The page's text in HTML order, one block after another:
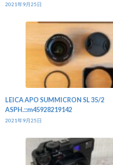
2021年9月25日
LEICA APO SUMMICRON SL 35/2
ASPH.::m45928219142
2021年9月25日